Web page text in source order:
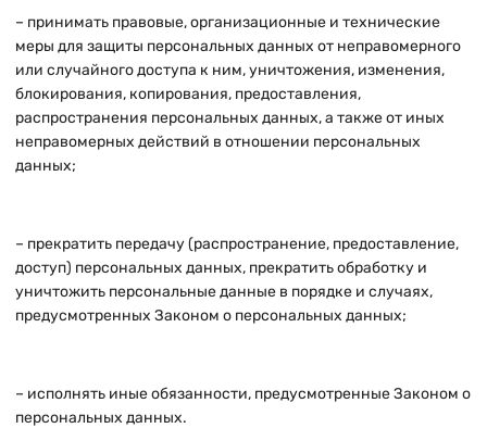
– принимать правовые, организационные и технические
меры для защиты персональных данных от неправомерного
или случайного доступа к ним, уничтожения, изменения,
блокирования, копирования, предоставления,
распространения персональных данных, а также от иных
неправомерных действий в отношении персональных
данных;
– прекратить передачу (распространение, предоставление,
доступ) персональных данных, прекратить обработку и
уничтожить персональные данные в порядке и случаях,
предусмотренных Законом о персональных данных;
– исполнять иные обязанности, предусмотренные Законом о
персональных данных.